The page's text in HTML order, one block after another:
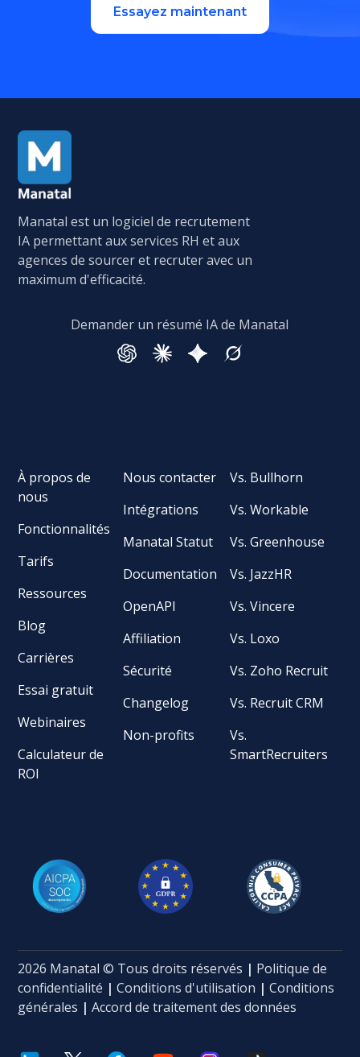
Essayez maintenant
Manatal est un logiciel de recrutement
IA permettant aux services RH et aux
agences de sourcer et recruter avec un
maximum d'efficacité.
Demander un résumé IA de Manatal
À propos de
nous
Fonctionnalités
Tarifs
Ressources
Blog
Carrières
Essai gratuit
Webinaires
Calculateur de
ROI
Nous contacter
Intégrations
Manatal Statut
Documentation
OpenAPI
Affiliation
Sécurité
Changelog
Non-profits
Vs. Bullhorn
Vs. Workable
Vs. Greenhouse
Vs. JazzHR
Vs. Vincere
Vs. Loxo
Vs. Zoho Recruit
Vs. Recruit CRM
Vs.
SmartRecruiters
2026 Manatal © Tous droits réservés | Politique de
confidentialité |Conditions d'utilisation | Conditions
générales | Accord de traitement des données